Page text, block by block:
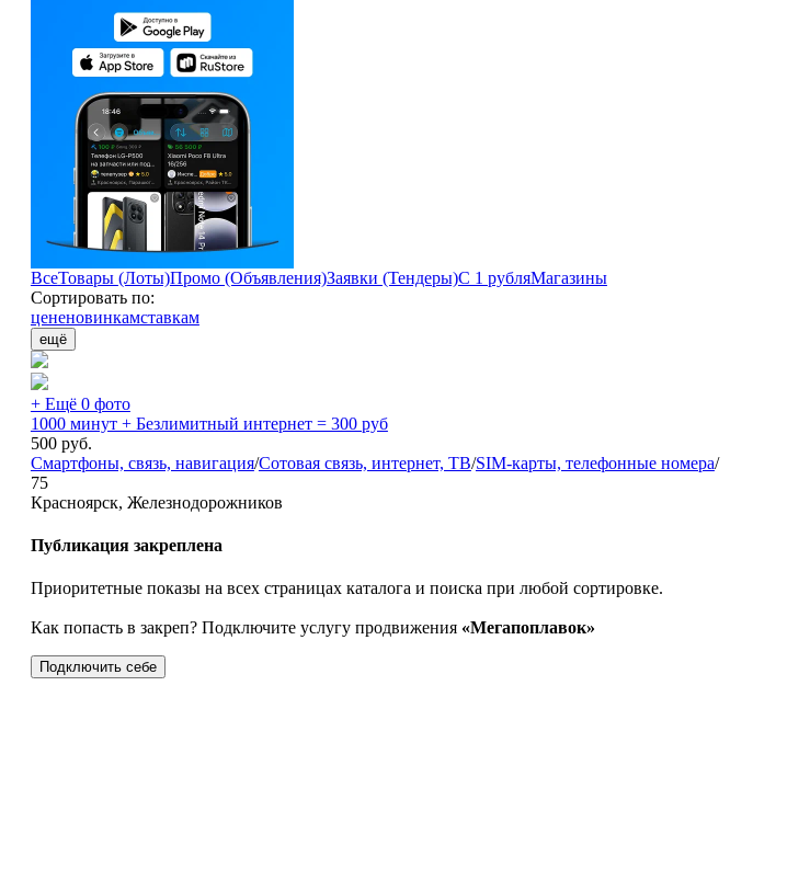
ВсеТовары (Лоты)Промо (Объявления)Заявки (Тендеры)С 1 рубляМагазины
Сортировать по:
цененовинкамставкам
ещё
+ Ещё 0 фото
1000 минут + Безлимитный интернет = 300 руб
500 руб.
Смартфоны, связь, навигация/Сотовая связь, интернет, ТВ/SIM-карты, телефонные номера/
75
Красноярск, Железнодорожников
Публикация закреплена
Приоритетные показы на всех страницах каталога и поиска при любой сортировке.
Как попасть в закреп? Подключите услугу продвижения «Мегапоплавок»
Подключить себе